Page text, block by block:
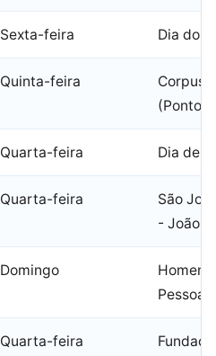
Sexta-feira Dia do
Quinta-feira
Corpus
(Ponto
Quarta-feira Dia de
Quarta-feira
São
- João
Domingo
Pessoa
Quarta-feira